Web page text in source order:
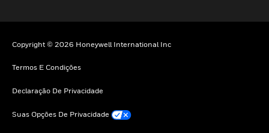
Copyright © 2026 Honeywell International Inc
Termos E Condições
Declaração De Privacidade
Suas Opções De Privacidade